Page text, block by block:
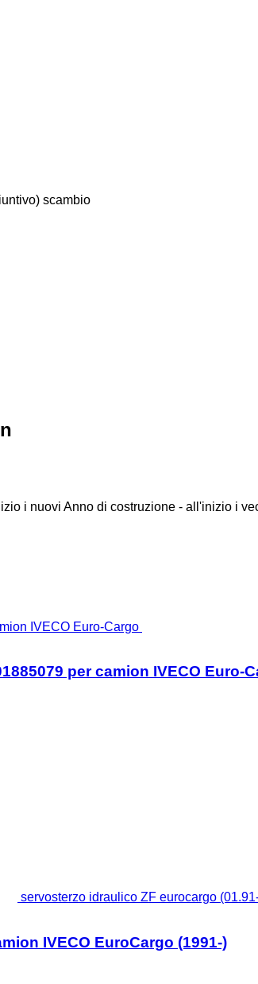
scambio
i nuovi Anno di costruzione - all'inizio i
per camion IVECO Euro-
servosterzo idraulico ZF eurocargo
IVECO EuroCargo (1991-)